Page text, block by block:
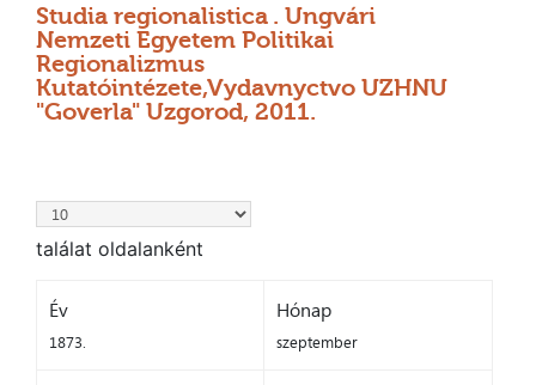
Studia regionalistica . Ungvári
Nemzeti Egyetem Politikai
Regionalizmus
Kutatóintézete,Vydavnyctvo UZHNU
"Goverla" Uzgorod, 2011.
találat oldalanként
Év
1873.
Hónap
szeptember